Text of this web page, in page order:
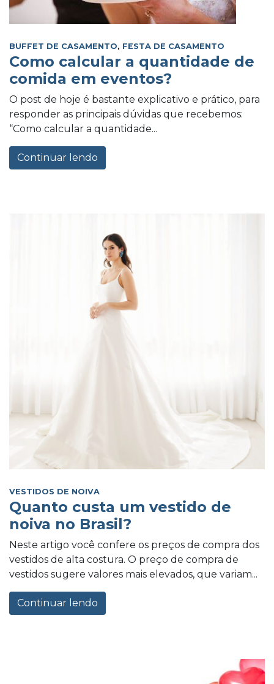
BUFFET DE CASAMENTO, FESTA DE CASAMENTO
Como calcular a quantidade de
comida em eventos?
O post de hoje é bastante explicativo e prático, para
responder as principais dúvidas que recebemos:
“Como calcular a quantidade...
Continuar lendo
VESTIDOS DE NOIVA
Quanto custa um vestido de
noiva no Brasil?
Neste artigo você confere os preços de compra dos
vestidos de alta costura. O preço de compra de
vestidos sugere valores mais elevados, que variam...
Continuar lendo